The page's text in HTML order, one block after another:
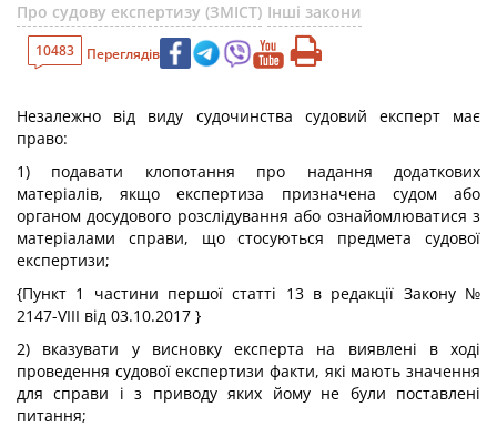
Про судову експертизу (ЗМІСТ) Інші закони
10483 Переглядів
Незалежно від виду судочинства судовий експерт має
право:
1) подавати клопотання про надання додаткових
матеріалів, якщо експертиза призначена судом або
органом досудового розслідування або ознайомлюватися з
матеріалами справи, що стосуються предмета судової
експертизи;
{Пункт 1 частини першої статті 13 в редакції Закону №
2147-VIII від 03.10.2017 }
2) вказувати у висновку експерта на виявлені в ході
проведення судової експертизи факти, які мають значення
для справи і з приводу яких йому не були поставлені
питання;